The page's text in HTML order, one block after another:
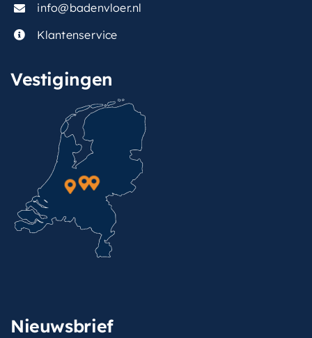
info@badenvloer.nl
Klantenservice
Vestigingen
Nieuwsbrief